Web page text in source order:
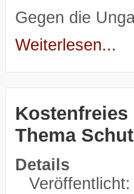
Gegen die
Weiterlesen...
Thema
Details